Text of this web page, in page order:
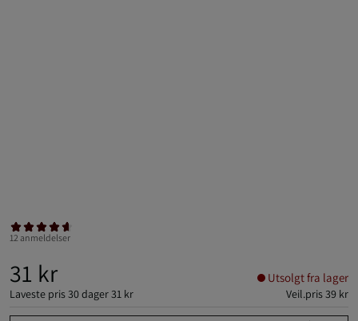
12 anmeldelser
31 kr
Laveste pris 30 dager31 kr Veil.pris39 kr
Utsolgt fra lager